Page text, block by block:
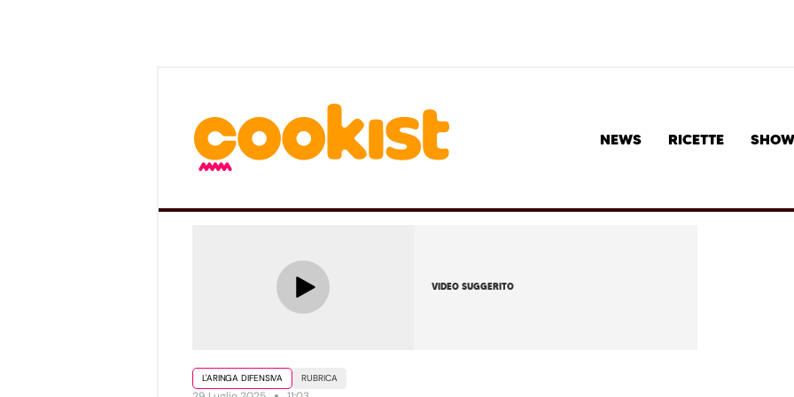
NEWS RICETTE SHOW
VIDEO SUGGERITO
L'ARINGA DIFENSIVA RUBRICA